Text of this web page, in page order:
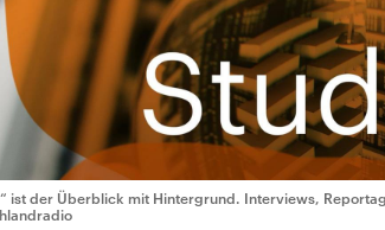
ist der Überblick mit Hintergrund. Interviews,